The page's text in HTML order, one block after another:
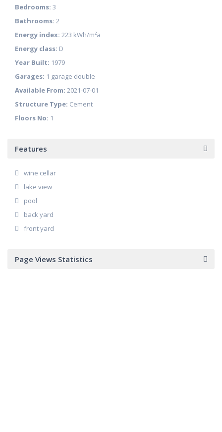
Bedrooms: 3
Bathrooms: 2
Energy index: 223 kWh/m²a
Energy class: D
Year Built: 1979
Garages: 1 garage double
Available From: 2021-07-01
Structure Type: Cement
Floors No: 1
Features
wine cellar
lake view
pool
back yard
front yard
Page Views Statistics